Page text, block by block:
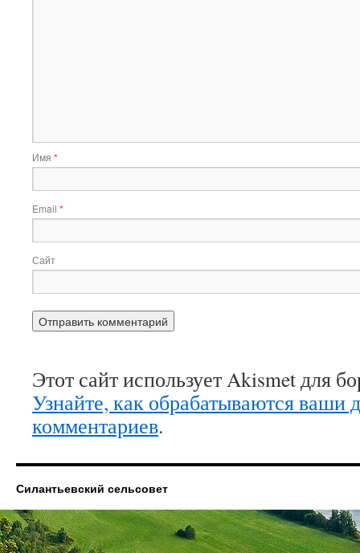
Имя *
Email *
Сайт
Этот сайт использует Akismet для
Узнайте, как обрабатываются ваши
комментариев.
Силантьевский сельсовет